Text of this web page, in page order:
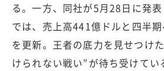
る。一方、同社が5月28日に発
では、売上高441億ドルと四半
を更新。王者の底力を見せつけ
けられない戦い”が待ち受けてい